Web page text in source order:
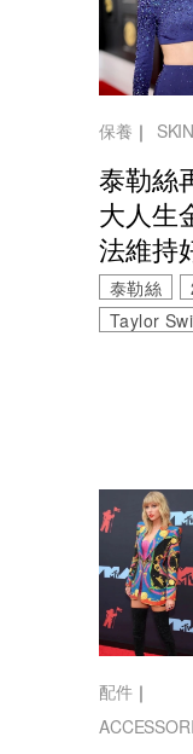
保養 ｜
泰勒絲
大人生
法維持
泰勒絲
Taylor
配件｜